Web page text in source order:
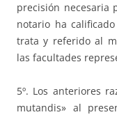
precisión necesaria
notario ha
trata y referido al
las facultades
5º. Los anteriores
mutandis» al